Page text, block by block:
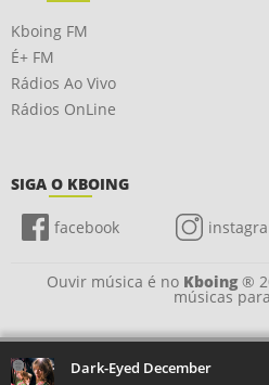
Kboing FM
É+ FM
Rádios Ao Vivo
Rádios OnLine
SIGA O KBOING
facebook
Ouvir música é no Kboing®
músicas
Dark-Eyed December